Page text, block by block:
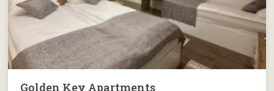
Golden Key Apartments